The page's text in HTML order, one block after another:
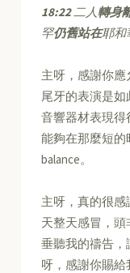
18:22二人轉身
罕仍舊站在耶和
主呀，感謝你應
尾牙的表演是
音響器材表現
能夠在那麼短
balance。
主呀，真的很
天整天感冒，
垂聽我的禱告
呀，感謝你賜